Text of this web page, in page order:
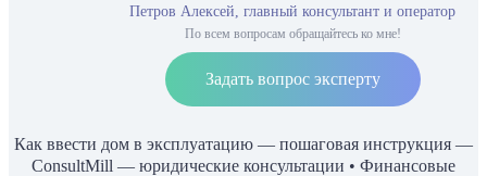
Петров Алексей, главный консультант и оператор
По всем вопросам обращайтесь ко мне!
Задать вопрос эксперту
Как ввести дом в эксплуатацию — пошаговая инструкция —
ConsultMill — юридические консультации • Финансовые